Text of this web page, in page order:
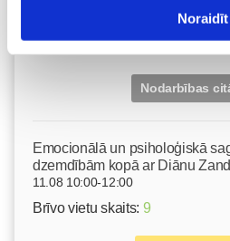
Noraidīt
Nodarbības
Emocionālā un psiholoģiskā
dzemdībām kopā ar Diānu
11.08 10:00-12:00
Brīvo vietu skaits: 9